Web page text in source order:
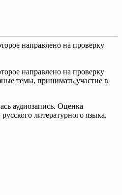
направлено на проверку
направлено на проверку
темы, принимать участие в
аудиозапись. Оценка
литературного языка.